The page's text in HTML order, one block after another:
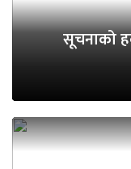
सूचनाको